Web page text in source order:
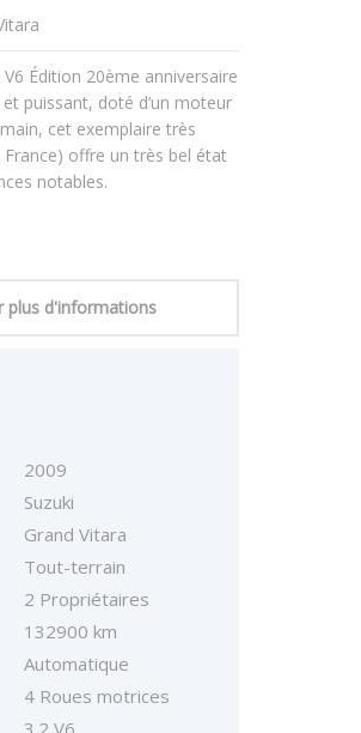
Édition 20ème anniversaire
puissant, doté d’un moteur
cet exemplaire très
offre un très bel état
notables.
plus d'informations
2009
Suzuki
Grand Vitara
Tout-terrain
2 Propriétaires
132900 km
Automatique
4 Roues motrices
3.2 V6